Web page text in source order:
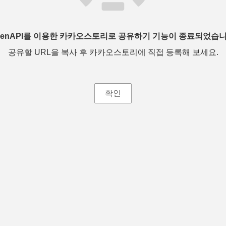
를 이용한 카카오스토리로 공유하기 기능이 종료되었습
공유할 URL을 복사 후 카카오스토리에 직접 등록해 보세요.
확인